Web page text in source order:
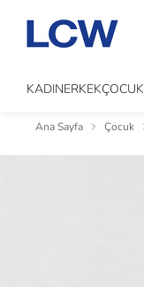
KADINERKEKÇOCUK
Ana Sayfa Çocuk